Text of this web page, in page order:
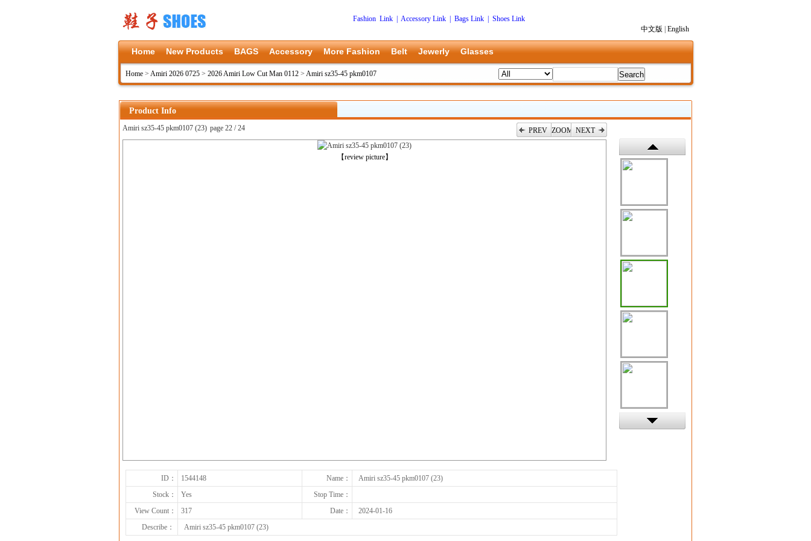
Fashion Link Accessory Link| Bags Link| Shoes Link
中文版
English
Home New Products BAGS Accessory More Fashion Belt Jewerly Glasses
Home > Amiri 2026 0725 > 2026 Amiri Low Cut Man 0112 > Amiri sz35-45 pkm0107
Product Info
Amiri sz35-45 pkm0107 (23) page 22 / 24 PREV ZOOM NEXT
【review picture】
上一张
ID： 1544148 Name：
Amiri sz35-45 pkm0107 (23)
Stock：
Yes
Stop Time：
View Count：
317 Date：
2024-01-16
Describe：
Amiri sz35-45 pkm0107 (23)